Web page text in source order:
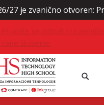
otvoren: Prijavite
se odmah i
školarine.